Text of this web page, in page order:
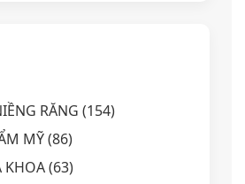
RĂNG (154)
MỸ(86)
KHOA(63)